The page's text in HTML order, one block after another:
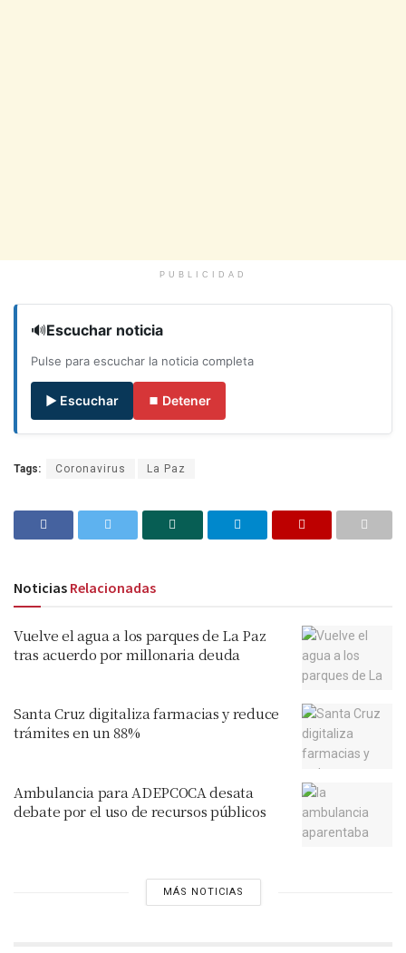
PUBLICIDAD
🔊Escuchar noticia
Pulse para escuchar la noticia completa
▶ Escuchar ⏹ Detener
Tags: Coronavirus La Paz
Noticias Relacionadas
Vuelve el agua a los parques de La Paz
tras acuerdo por millonaria deuda
Santa Cruz digitaliza farmacias y reduce
trámites en un 88%
Ambulancia para ADEPCOCA desata
debate por el uso de recursos públicos
MÁS NOTICIAS